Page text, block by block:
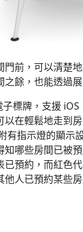
門前，可以清楚
餘，也能透過
標牌，支援
以在輕鬆地走到
有指示燈的顯示
知哪些房間已被
預約，而紅色
他人已預約某些